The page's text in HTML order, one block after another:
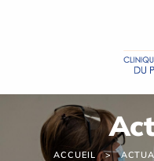
ACCUEIL